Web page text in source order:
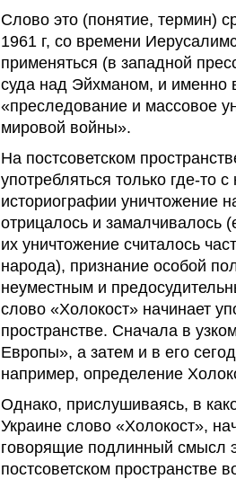
Слово это (понятие, термин)
1961 г, со времени
применяться (в западной
суда над Эйхманом, и именно
«преследование и массовое
мировой войны».
На постсоветском
употребляться только где-то
историографии уничтожение
отрицалось и замалчивалось
их уничтожение считалось
народа), признание особой
неуместным и
слово «Холокост» начинает
пространстве. Сначала в
Европы», а затем и в его
например, определение
Однако, прислушиваясь, в
Украине слово «Холокост»,
говорящие подлинный смысл
постсоветском пространстве